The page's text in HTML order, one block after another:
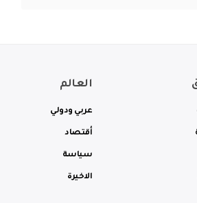
العالم
عربي ودولي
أقتصاد
سياسة
الاخيرة